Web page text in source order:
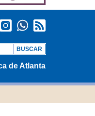
de Atlanta